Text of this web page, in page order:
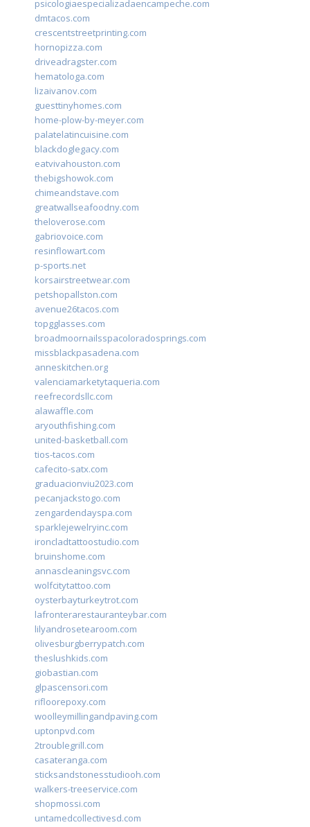
psicologiaespecializadaencampeche.com
dmtacos.com
crescentstreetprinting.com
hornopizza.com
driveadragster.com
hematologa.com
lizaivanov.com
guesttinyhomes.com
home-plow-by-meyer.com
palatelatincuisine.com
blackdoglegacy.com
eatvivahouston.com
thebigshowok.com
chimeandstave.com
greatwallseafoodny.com
theloverose.com
gabriovoice.com
resinflowart.com
p-sports.net
korsairstreetwear.com
petshopallston.com
avenue26tacos.com
topgglasses.com
broadmoornailsspacoloradosprings.com
missblackpasadena.com
anneskitchen.org
valenciamarketytaqueria.com
reefrecordsllc.com
alawaffle.com
aryouthfishing.com
united-basketball.com
tios-tacos.com
cafecito-satx.com
graduacionviu2023.com
pecanjackstogo.com
zengardendayspa.com
sparklejewelryinc.com
ironcladtattoostudio.com
bruinshome.com
annascleaningsvc.com
wolfcitytattoo.com
oysterbayturkeytrot.com
lafronterarestauranteybar.com
lilyandrosetearoom.com
olivesburgberrypatch.com
theslushkids.com
giobastian.com
glpascensori.com
rifloorepoxy.com
woolleymillingandpaving.com
uptonpvd.com
2troublegrill.com
casateranga.com
sticksandstonesstudiooh.com
walkers-treeservice.com
shopmossi.com
untamedcollectivesd.com